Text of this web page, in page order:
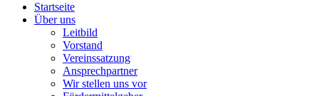
Startseite
Über uns
Leitbild
Vorstand
Vereinssatzung
Ansprechpartner
Wir stellen uns vor